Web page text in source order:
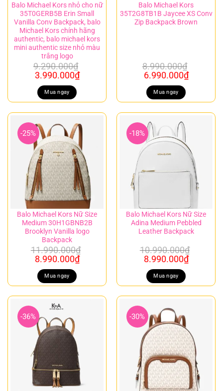
Balo Michael Kors nhỏ cho nữ
35T0GERB5B Erin Small
Vanilla Conv Backpack, balo
Michael Kors chính hãng
authentic, balo michael kors
mini authentic size nhỏ màu
trắng logo
9.290.000₫
Giá
gốc
là:
9.290.000₫.
3.990.000₫Giá
là:
3.990.000₫.
Mua ngay
Balo Michael Kors
35T2G8TB1B Jaycee XS Conv
Zip Backpack Brown
8.990.000₫
Giá
gốc
là:
8.990.000₫.
6.990.000₫Giá
là:
Mua ngay
-25%
Balo Michael Kors Nữ Size
Medium 30H1GBNB2B
Brooklyn Vanilla logo
Backpack
11.990.000₫
Giá
gốc
là:
11.990.000₫.
8.990.000₫Giá
là:
8.990.000₫.
Mua ngay
-18%
Balo Michael Kors Nữ Size
Adina Medium Pebbled
Leather Backpack
10.990.000₫
Giá
gốc
là:
10.990.000₫.
8.990.000₫Giá
là:
Mua ngay
-36% -30%